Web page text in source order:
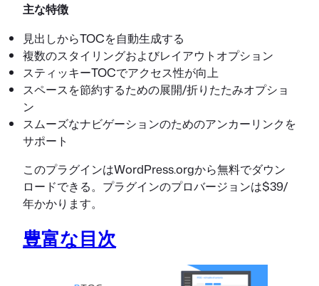
主な特徴
見出しからTOCを自動生成する
複数のスタイリングおよびレイアウトオプション
スティッキーTOCでアクセス性が向上
スペースを節約するための展開/折りたたみオプショ
ン
スムーズなナビゲーションのためのアンカーリンクを
サポート
このプラグインはWordPress.orgから無料でダウン
ロードできる。プラグインのプロバージョンは$39/
年かかります。
豊富な目次